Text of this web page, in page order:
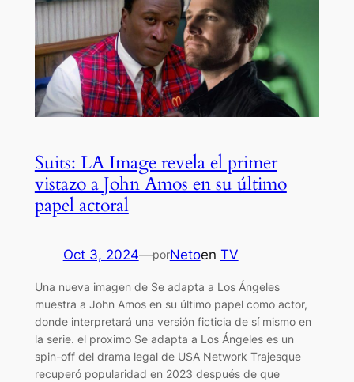
Suits: LA Image revela el primer
vistazo a John Amos en su último
papel actoral
Oct 3, 2024—porNetoen TV
Una nueva imagen de Se adapta a Los Ángeles
muestra a John Amos en su último papel como actor,
donde interpretará una versión ficticia de sí mismo en
la serie. el proximo Se adapta a Los Ángeles es un
spin-off del drama legal de USA Network Trajesque
recuperó popularidad en 2023 después de que